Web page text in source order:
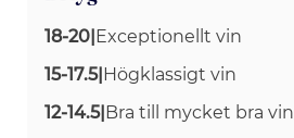
18-20|Exceptionellt vin
15-17.5|Högklassigt vin
12-14.5|Bra till mycket bra vin